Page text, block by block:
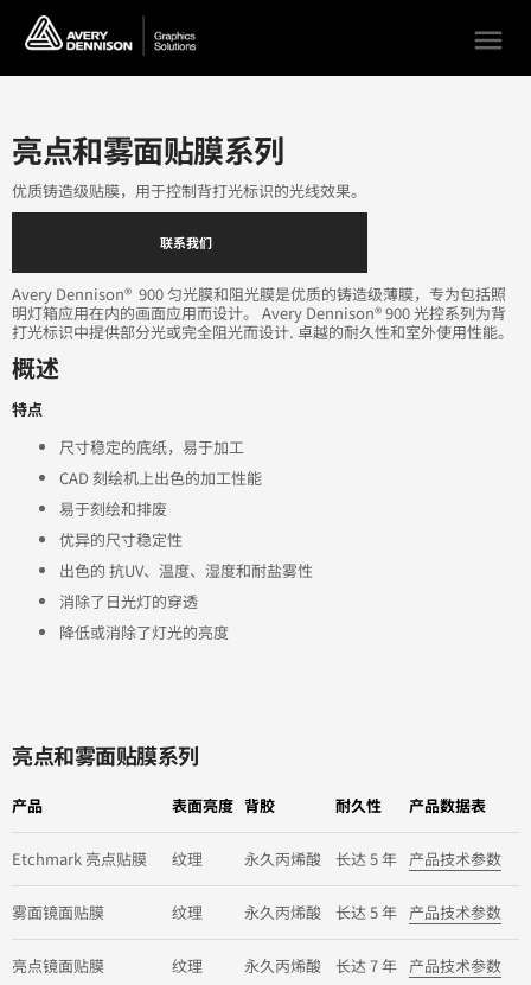
menu
亮点和雾面贴膜系列
优质铸造级贴膜，用于控制背打光标识的光线效果。
联系我们
Avery Dennison® 900 匀光膜和阻光膜是优质的铸造级薄膜，专为包括照
明灯箱应用在内的画面应用而设计。 Avery Dennison® 900 光控系列为背
打光标识中提供部分光或完全阻光而设计. 卓越的耐久性和室外使用性能。
概述
特点
尺寸稳定的底纸，易于加工
CAD 刻绘机上出色的加工性能
易于刻绘和排废
优异的尺寸稳定性
出色的 抗UV、温度、湿度和耐盐雾性
消除了日光灯的穿透
降低或消除了灯光的亮度
亮点和雾面贴膜系列
产品 表面亮度 背胶 耐久性 产品数据表
Etchmark 亮点贴膜 纹理 永久丙烯酸 长达 5 年 产品技术参数
雾面镜面贴膜 纹理 永久丙烯酸 长达 5 年 产品技术参数
亮点镜面贴膜 纹理 永久丙烯酸 长达 7 年 产品技术参数